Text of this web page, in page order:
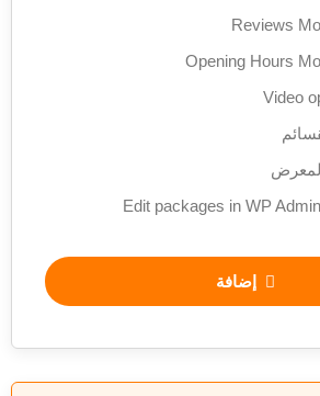
Reviews
Opening Hours
Video
Edit packages in WP
إضافة